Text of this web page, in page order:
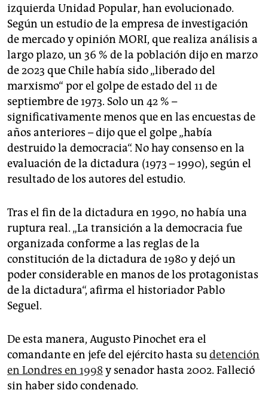
izquierda Unidad Popular, han evolucionado.
Según un estudio de la empresa de investigación
de mercado y opinión MORI, que realiza análisis a
largo plazo, un 36 % de la población dijo en marzo
de 2023 que Chile había sido „liberado del
marxismo“ por el golpe de estado del 11 de
septiembre de 1973. Solo un 42 % –
significativamente menos que en las encuestas de
años anteriores – dijo que el golpe „había
destruido la democracia“. No hay consenso en la
evaluación de la dictadura (1973 – 1990), según el
resultado de los autores del estudio.
Tras el fin de la dictadura en 1990, no había una
ruptura real. „La transición a la democracia fue
organizada conforme a las reglas de la
constitución de la dictadura de 1980 y dejó un
poder considerable en manos de los protagonistas
de la dictadura“, afirma el historiador Pablo
Seguel.
De esta manera, Augusto Pinochet era el
comandante en jefe del ejército hasta sudetención
en Londres en 1998y senador hasta 2002. Falleció
sin haber sido condenado.